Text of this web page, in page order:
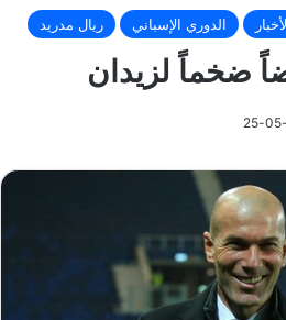
الدوري الإسباني ريال مدريد
ضخماً لزيدان